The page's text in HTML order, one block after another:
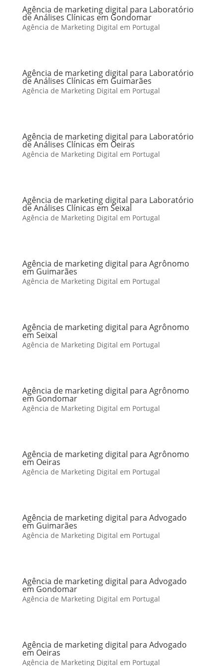
Agência de marketing digital para Laboratório
de Análises Clínicas em Gondomar
Agência de Marketing Digital em Portugal
Agência de marketing digital para Laboratório
de Análises Clínicas em Guimarães
Agência de Marketing Digital em Portugal
Agência de marketing digital para Laboratório
de Análises Clínicas em Oeiras
Agência de Marketing Digital em Portugal
Agência de marketing digital para Laboratório
de Análises Clínicas em Seixal
Agência de Marketing Digital em Portugal
Agência de marketing digital para Agrônomo
em Guimarães
Agência de Marketing Digital em Portugal
Agência de marketing digital para Agrônomo
em Seixal
Agência de Marketing Digital em Portugal
Agência de marketing digital para Agrônomo
em Gondomar
Agência de Marketing Digital em Portugal
Agência de marketing digital para Agrônomo
em Oeiras
Agência de Marketing Digital em Portugal
Agência de marketing digital para Advogado
em Guimarães
Agência de Marketing Digital em Portugal
Agência de marketing digital para Advogado
em Gondomar
Agência de Marketing Digital em Portugal
Agência de marketing digital para Advogado
em Oeiras
Agência de Marketing Digital em Portugal